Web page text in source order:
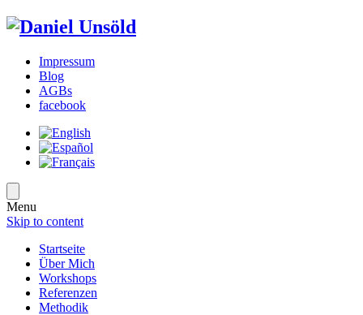
Impressum
Blog
AGBs
facebook
Menu
Skip to content
Startseite
Über Mich
Workshops
Referenzen
Methodik